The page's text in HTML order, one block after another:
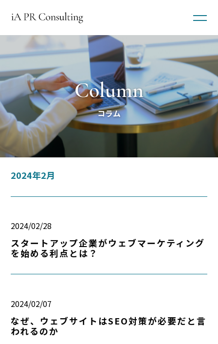
Column
コラム
2024年2月
2024/02/28
スタートアップ企業がウェブマーケティング
を始める利点とは？
2024/02/07
なぜ、ウェブサイトはSEO対策が必要だと言
われるのか